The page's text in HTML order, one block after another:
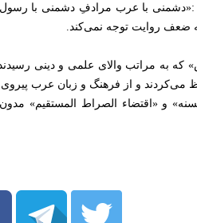
با عرب مرادفِ دشمنی با
ضعف روایت توجه نمی‌کند.
که به مراتب والای علمی و دینی
می‌کردند و از فرهنگ و زبان عرب پیروی
السنه» و «اقتضاء الصراط